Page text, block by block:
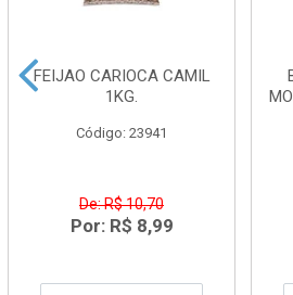
FEIJAO CARIOCA CAMIL
1KG.
Código: 23941
De: R$ 10,70
Por: R$ 8,99